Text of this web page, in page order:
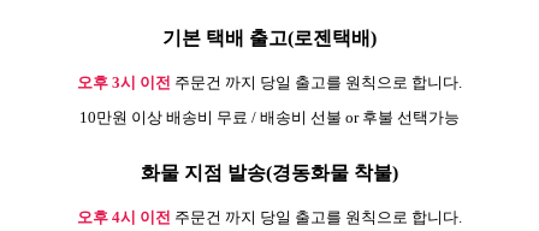
기본 택배 출고(로젠택배)
오후 3시 이전 주문건 까지 당일 출고를 원칙으로 합니다.
10만원 이상 배송비 무료 / 배송비 선불 or 후불 선택가능
화물 지점 발송(경동화물 착불)
오후 4시 이전 주문건 까지 당일 출고를 원칙으로 합니다.